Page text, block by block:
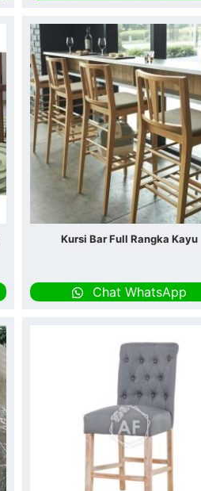
Kursi Bar Full Rangka Kayu
Chat WhatsApp